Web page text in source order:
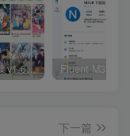
Kazumi番剧采集v1.6.9：支持自定义规则+在线观看+弹幕，跨平台下载
下一篇